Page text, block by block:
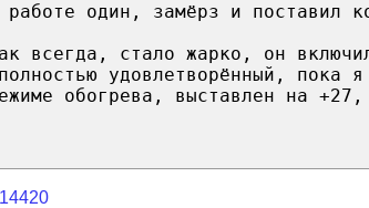
один, замёрз и поставил
всегда, стало жарко, он
удовлетворённый, пока
обогрева, выставлен на